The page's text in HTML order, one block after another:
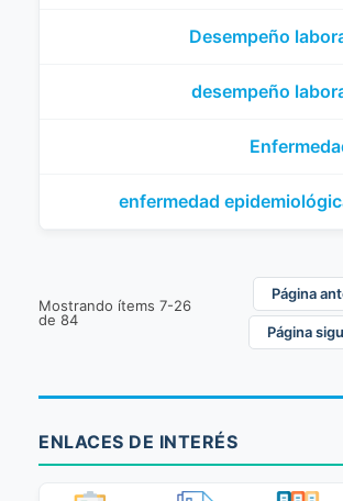
Desempeño
desempeño
enfermedad
Mostrando ítems 7-26
de 84
Página
Página
ENLACES DE INTERÉS